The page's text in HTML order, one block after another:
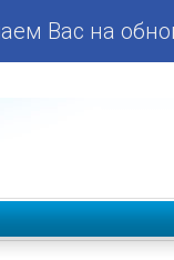
Вас на